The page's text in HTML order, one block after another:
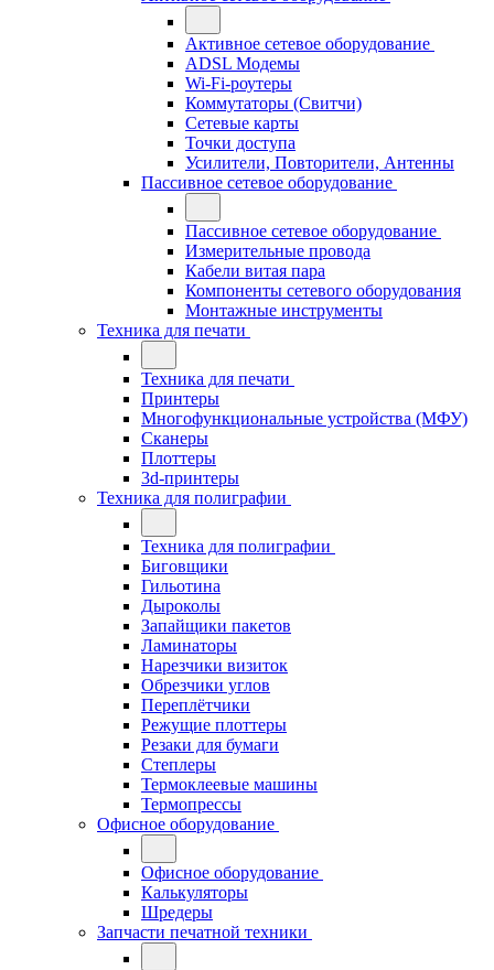
Активное сетевое оборудование
ADSL Модемы
Wi-Fi-роутеры
Коммутаторы (Свитчи)
Сетевые карты
Точки доступа
Усилители, Повторители, Антенны
Пассивное сетевое оборудование
Пассивное сетевое оборудование
Измерительные провода
Кабели витая пара
Компоненты сетевого оборудования
Монтажные инструменты
Техника для печати
Техника для печати
Принтеры
Многофункциональные устройства (МФУ)
Сканеры
Плоттеры
3d-принтеры
Техника для полиграфии
Техника для полиграфии
Биговщики
Гильотина
Дыроколы
Запайщики пакетов
Ламинаторы
Нарезчики визиток
Обрезчики углов
Переплётчики
Режущие плоттеры
Резаки для бумаги
Степлеры
Термоклеевые машины
Термопрессы
Офисное оборудование
Офисное оборудование
Калькуляторы
Шредеры
Запчасти печатной техники